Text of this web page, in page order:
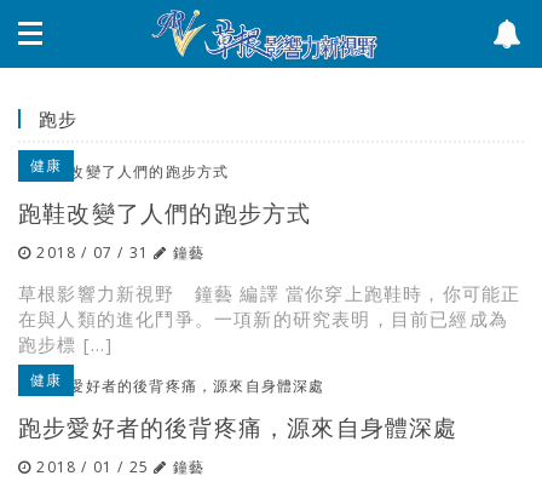
跑步
健康
跑鞋改變了人們的跑步方式
2018 / 07 / 31 鐘藝
草根影響力新視野 鐘藝 編譯 當你穿上跑鞋時，你可能正
在與人類的進化鬥爭。一項新的研究表明，目前已經成為
跑步標 […]
健康
跑步愛好者的後背疼痛，源來自身體深處
2018 / 01 / 25 鐘藝